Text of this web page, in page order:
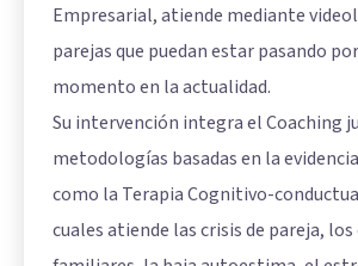
Empresarial, atiende mediante
parejas que puedan estar pasando
momento en la actualidad.
Su intervención integra el Coaching
metodologías basadas en la
como la Terapia Cognitivo-
cuales atiende las crisis de pareja,